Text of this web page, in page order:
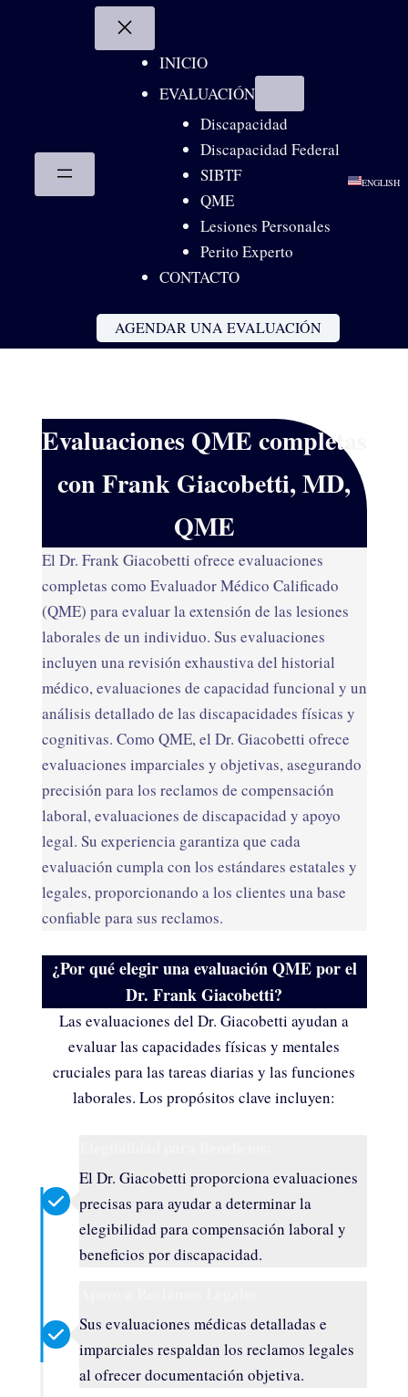
INICIO
EVALUACIÓN
Discapacidad
Discapacidad Federal
SIBTF
QME
Lesiones Personales
Perito Experto
CONTACTO
AGENDAR UNA EVALUACIÓN
ENGLISH
Evaluaciones QME completas
con Frank Giacobetti, MD,
QME
El Dr. Frank Giacobetti ofrece evaluaciones
completas como Evaluador Médico Calificado
(QME) para evaluar la extensión de las lesiones
laborales de un individuo. Sus evaluaciones
incluyen una revisión exhaustiva del historial
médico, evaluaciones de capacidad funcional y un
análisis detallado de las discapacidades físicas y
cognitivas. Como QME, el Dr. Giacobetti ofrece
evaluaciones imparciales y objetivas, asegurando
precisión para los reclamos de compensación
laboral, evaluaciones de discapacidad y apoyo
legal. Su experiencia garantiza que cada
evaluación cumpla con los estándares estatales y
legales, proporcionando a los clientes una base
confiable para sus reclamos.
¿Por qué elegir una evaluación QME por el
Dr. Frank Giacobetti?
Las evaluaciones del Dr. Giacobetti ayudan a
evaluar las capacidades físicas y mentales
cruciales para las tareas diarias y las funciones
laborales. Los propósitos clave incluyen:
El Dr. Giacobetti proporciona evaluaciones
precisas para ayudar a determinar la
elegibilidad para compensación laboral y
beneficios por discapacidad.
Sus evaluaciones médicas detalladas e
imparciales respaldan los reclamos legales
al ofrecer documentación objetiva.